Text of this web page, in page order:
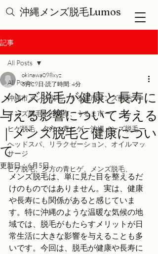
沖縄メンズ脱毛Lumos
記事
All Posts
沖縄市メンズ脱毛、うるま市メンズ脱毛
メンズ脱毛ー沖縄市、うるま市ー
ヒゲ脱毛、夕方の青ヒゲー沖縄メンズ脱毛ー
ヘッドスパ、リラクゼーション、オイルマッ
サージ
ヒゲ脱毛、夕方の青ヒゲ、メンズ脱毛、
All Posts
メンズ脱毛が健康と長寿に
与える影響について考える
｜メンズ脱毛と健康につい
て
okinawa098xyz
5月29日 読了時間: 4分
更新日：6月5日
メンズ脱毛は、単に見た目を整えるだ
けのものではありません。実は、健康
や長寿にも関係があると感じていま
す。特に沖縄のような温暖な気候の地
域では、脱毛がもたらすメリットが日
常生活に大きな影響を与えることも多
いです。今回は、脱毛が健康や長寿に